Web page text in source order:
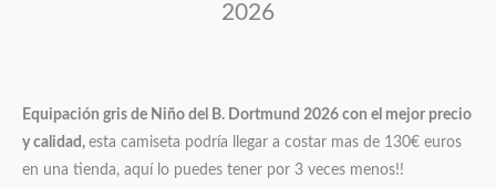
2026
Equipación gris de Niño del B. Dortmund 2026 con el mejor precio
y calidad, esta camiseta podría llegar a costar mas de 130€ euros
en una tienda, aquí lo puedes tener por 3 veces menos!!